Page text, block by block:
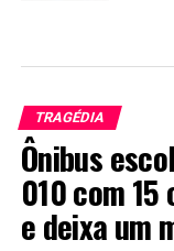
TRAGÉDIA
Ônibus
010 com
e deixa um